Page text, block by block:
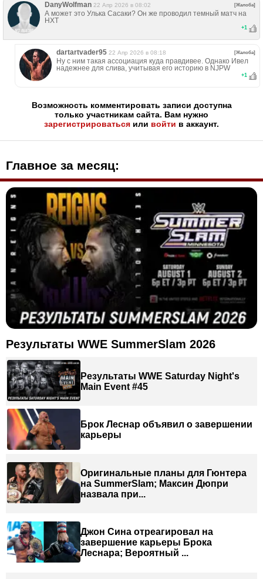
DanyWolfman 22 Апр 2026 в 08:02 [Жалоба]
А может это Улька Сасаки? Он же проводил темный матч на
НХТ
+1
dartartvader95 22 Апр 2026 в 08:18 [Жалоба]
Ну с ним такая ассоциация куда правдивее. Однако Ивел
надежнее для слива, учитывая его историю в NJPW
+1
Возможность комментировать записи доступна
только участникам сайта. Вам нужно
зарегистрироваться или войти в аккаунт.
Главное за месяц:
Результаты WWE SummerSlam 2026
Результаты WWE Saturday Night's
Main Event #45
Брок Леснар объявил о завершении
карьеры
Оригинальные планы для Гюнтера
на SummerSlam; Максин Дюпри
назвала при...
Джон Сина отреагировал на
завершение карьеры Брока
Леснара; Вероятный ...